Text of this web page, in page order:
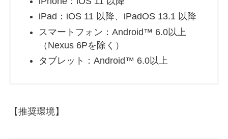
iPad：iOS 11 以降、iPadOS 13.1 以降
スマートフォン：Android™ 6.0以上
（Nexus 6Pを除く）
タブレット：Android™ 6.0以上
【推奨環境】